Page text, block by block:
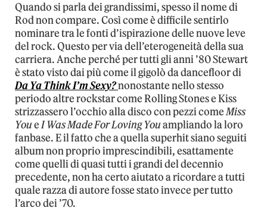
Quando si parla dei grandissimi, spesso il nome di
Rod non compare. Così come è difficile sentirlo
nominare tra le fonti d’ispirazione delle nuove leve
del rock. Questo per via dell’eterogeneità della sua
carriera. Anche perché per tutti gli anni ’80 Stewart
è stato visto dai più come il gigolò da dancefloor di
Da Ya Think I’m Sexy?nonostante nello stesso
periodo altre rockstar come Rolling Stones e Kiss
strizzassero l’occhio alla disco con pezzi comeMiss
YoueI Was Made For Loving Youampliando la loro
fanbase. E il fatto che a quella superhit siano seguiti
album non proprio imprescindibili, esattamente
come quelli di quasi tutti i grandi del decennio
precedente, non ha certo aiutato a ricordare a tutti
quale razza di autore fosse stato invece per tutto
l’arco dei ’70.